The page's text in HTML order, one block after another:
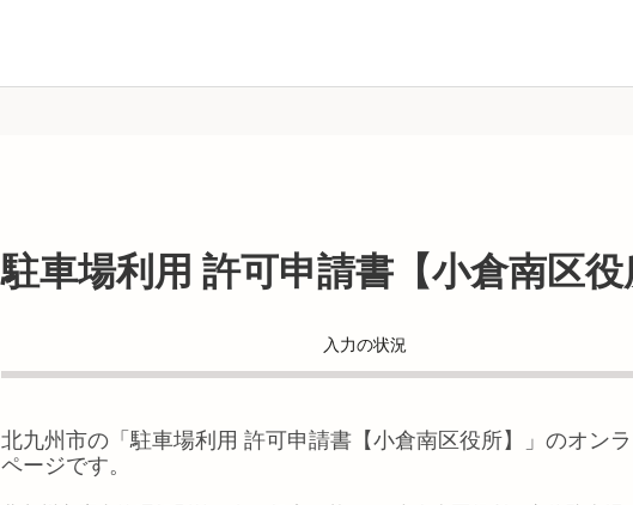
駐車場利用 許可申請書【小倉南区
入力の状況
北九州市の「 駐車場利用 許可申請書【小倉南区役所】
」のオン
ページです。